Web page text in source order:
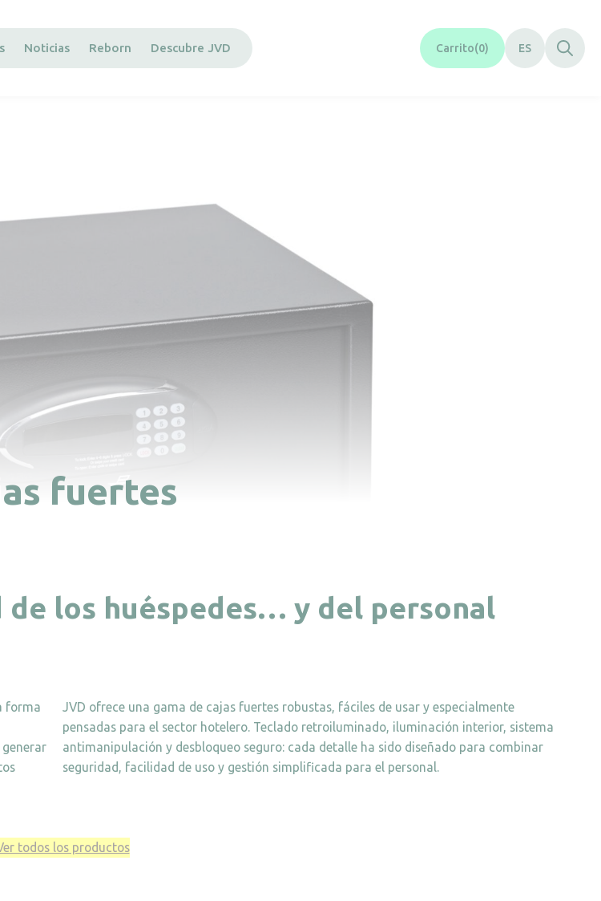
Noticias Reborn Descubre JVD Carrito 0 ES
fuertes
los huéspedes… y del personal
forma
JVD ofrece una gama de cajas fuertes robustas, fáciles de usar y especialmente
pensadas para el sector hotelero. Teclado retroiluminado, iluminación interior, sistema
antimanipulación y desbloqueo seguro: cada detalle ha sido diseñado para combinar
seguridad, facilidad de uso y gestión simplificada para el personal.
todos los productos